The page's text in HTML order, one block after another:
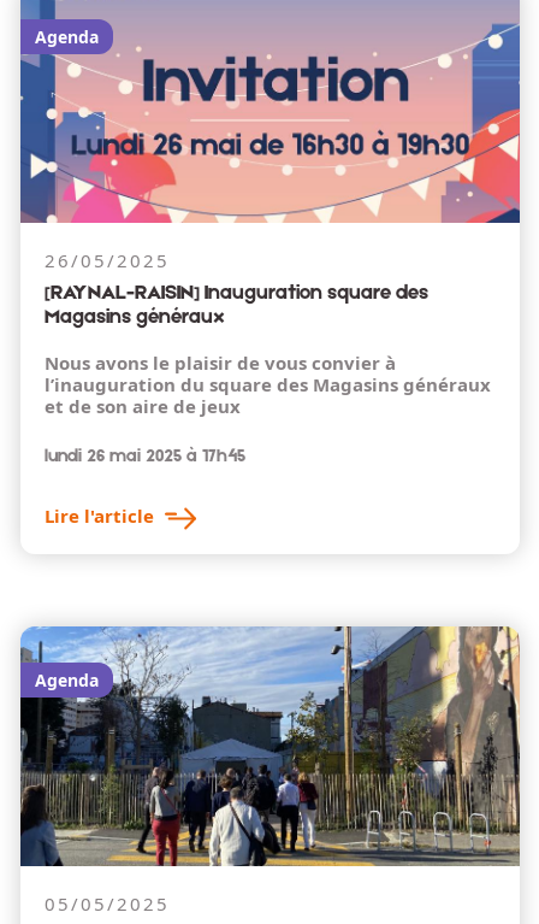
Agenda
26/05/2025
[RAYNAL-RAISIN] Inauguration square des
Magasins généraux
Nous avons le plaisir de vous convier à
l’inauguration du square des Magasins généraux
et de son aire de jeux
lundi 26 mai 2025 à 17h45
Lire l'article
Agenda
05/05/2025